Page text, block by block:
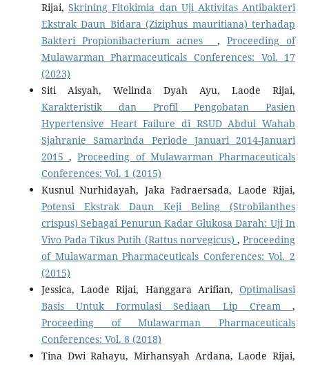
Rijai,Skrining Fitokimia dan Uji Aktivitas Antibakteri
Ekstrak Daun Bidara (Ziziphus mauritiana) terhadap
Bakteri Propionibacterium acnes , Proceeding of
Mulawarman Pharmaceuticals Conferences: Vol. 17
(2023)
Siti Aisyah, Welinda Dyah Ayu, Laode Rijai,
Karakteristik dan Profil Pengobatan Pasien
Hypertensive Heart Failure di RSUD Abdul Wahab
Sjahranie Samarinda Periode Januari 2014-Januari
2015,Proceeding of Mulawarman Pharmaceuticals
Conferences: Vol. 1 (2015)
Kusnul Nurhidayah, Jaka Fadraersada, Laode Rijai,
Potensi Ekstrak Daun Keji Beling (Strobilanthes
crispus) Sebagai Penurun Kadar Glukosa Darah: Uji In
Vivo Pada Tikus Putih (Rattus norvegicus) ,Proceeding
of Mulawarman Pharmaceuticals Conferences: Vol. 2
(2015)
Jessica, Laode Rijai, Hanggara Arifian,Optimalisasi
Basis Untuk Formulasi Sediaan Lip Cream,
Proceeding of Mulawarman Pharmaceuticals
Conferences: Vol. 8 (2018)
Tina Dwi Rahayu, Mirhansyah Ardana, Laode Rijai,